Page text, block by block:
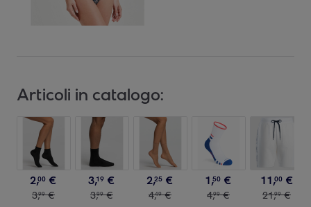
Articoli in catalogo:
2,00 €
3,99 €
3,19 €
3,99 €
2,25 €
4,49 €
1,50 €
4,99 €
11,00 €
21,99 €